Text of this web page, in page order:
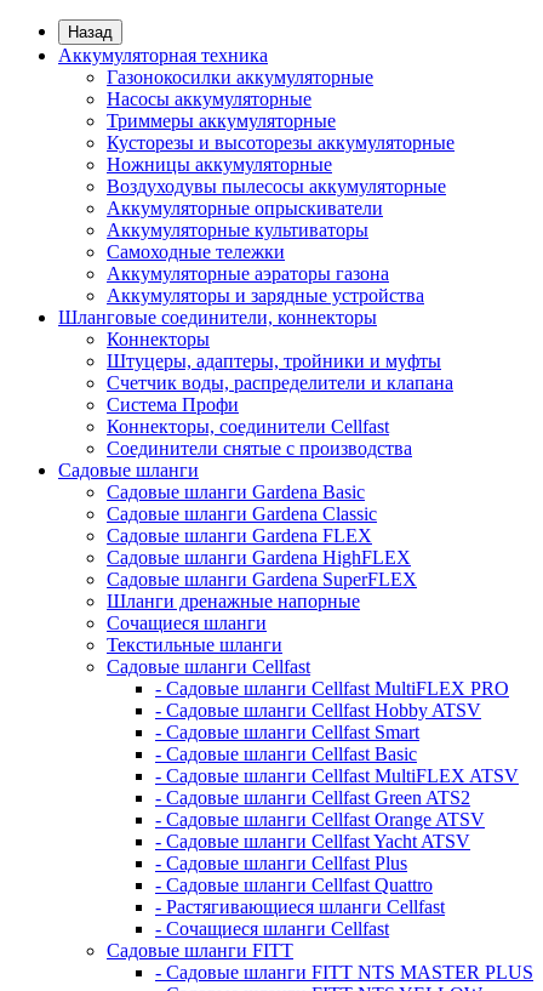
Назад
Аккумуляторная техника
Газонокосилки аккумуляторные
Насосы аккумуляторные
Триммеры аккумуляторные
Кусторезы и высоторезы аккумуляторные
Ножницы аккумуляторные
Воздуходувы пылесосы аккумуляторные
Аккумуляторные опрыскиватели
Аккумуляторные культиваторы
Самоходные тележки
Аккумуляторные аэраторы газона
Аккумуляторы и зарядные устройства
Шланговые соединители, коннекторы
Коннекторы
Штуцеры, адаптеры, тройники и муфты
Счетчик воды, распределители и клапана
Система Профи
Коннекторы, соединители Cellfast
Соединители снятые с производства
Садовые шланги
Садовые шланги Gardena Basic
Садовые шланги Gardena Classic
Садовые шланги Gardena FLEX
Садовые шланги Gardena HighFLEX
Садовые шланги Gardena SuperFLEX
Шланги дренажные напорные
Сочащиеся шланги
Текстильные шланги
Садовые шланги Cellfast
- Садовые шланги Cellfast MultiFLEX PRO
- Садовые шланги Cellfast Hobby ATSV
- Садовые шланги Cellfast Smart
- Садовые шланги Cellfast Basic
- Садовые шланги Cellfast MultiFLEX ATSV
- Садовые шланги Cellfast Green ATS2
- Садовые шланги Cellfast Orange ATSV
- Садовые шланги Cellfast Yacht ATSV
- Садовые шланги Cellfast Plus
- Садовые шланги Cellfast Quattro
- Растягивающиеся шланги Cellfast
- Сочащиеся шланги Cellfast
Садовые шланги FITT
- Садовые шланги FITT NTS MASTER PLUS